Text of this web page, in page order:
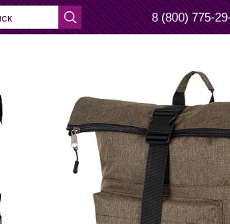
8 (800) 775-